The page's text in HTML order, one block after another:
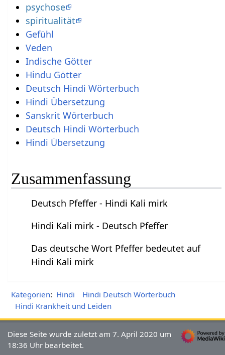
psychose
spiritualität
Gefühl
Veden
Indische Götter
Hindu Götter
Deutsch Hindi Wörterbuch
Hindi Übersetzung
Sanskrit Wörterbuch
Deutsch Hindi Wörterbuch
Hindi Übersetzung
Zusammenfassung
Deutsch Pfeffer - Hindi Kali mirk
Hindi Kali mirk - Deutsch Pfeffer
Das deutsche Wort Pfeffer bedeutet auf
Hindi Kali mirk
Kategorien: Hindi
Hindi Deutsch Wörterbuch
Hindi Krankheit und Leiden
Diese Seite wurde zuletzt am 7. April 2020 um
18:36 Uhr bearbeitet.